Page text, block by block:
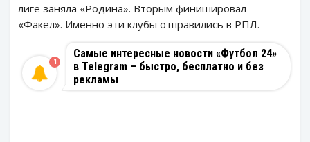
лиге заняла «Родина». Вторым финишировал
«Факел». Именно эти клубы отправились в РПЛ.
Самые интересные новости «Футбол 24»
в Telegram – быстро, бесплатно и без
рекламы
1